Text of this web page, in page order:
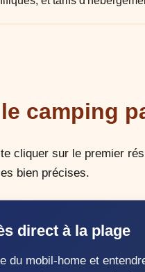
camping
cliquer sur le premier
bien précises.
direct à la plage
du mobil-home et